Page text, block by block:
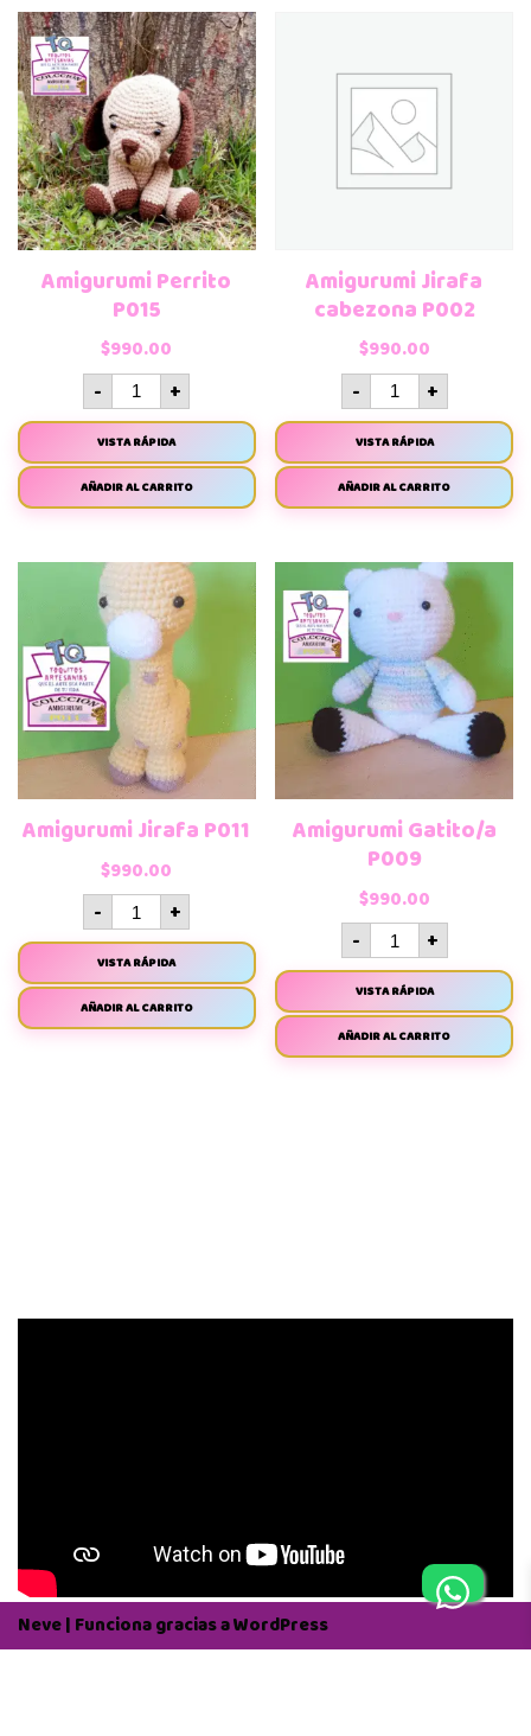
Amigurumi Perrito
P015
$990.00
- +
VISTA RÁPIDA
AÑADIR AL CARRITO
Amigurumi Jirafa
cabezona P002
$990.00
- +
VISTA RÁPIDA
AÑADIR AL CARRITO
Amigurumi Jirafa P011
$990.00
- +
VISTA RÁPIDA
AÑADIR AL CARRITO
Amigurumi Gatito/a
P009
$990.00
- +
VISTA RÁPIDA
AÑADIR AL CARRITO
Neve| Funciona gracias aWordPress